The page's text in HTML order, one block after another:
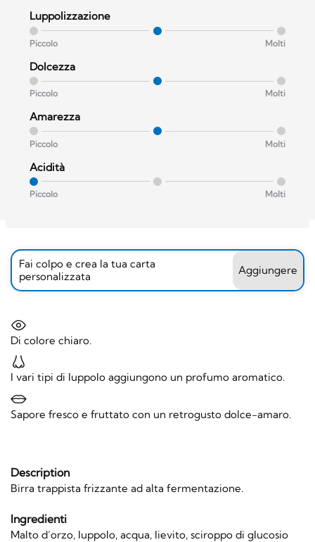
Luppolizzazione
Piccolo Molti
Dolcezza
Piccolo Molti
Amarezza
Piccolo Molti
Acidità
Piccolo Molti
Fai colpo e crea la tua carta
personalizzata
Aggiungere
Di colore chiaro.
I vari tipi di luppolo aggiungono un profumo aromatico.
Sapore fresco e fruttato con un retrogusto dolce-amaro.
Description
Birra trappista frizzante ad alta fermentazione.
Ingredienti
Malto d’orzo, luppolo, acqua, lievito, sciroppo di glucosio